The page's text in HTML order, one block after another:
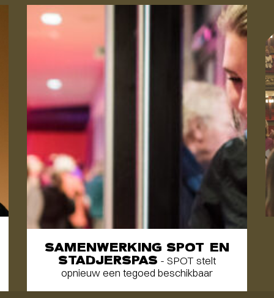
SAMENWERKING SPOT EN
STADJERSPAS - SPOT stelt
opnieuw een tegoed beschikbaar